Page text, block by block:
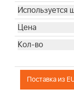
Поставка из